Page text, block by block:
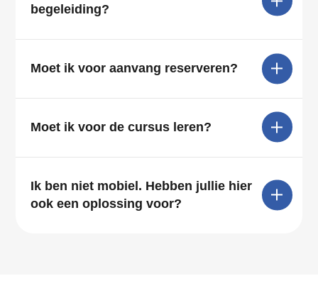
begeleiding?
Moet ik voor aanvang reserveren?
Moet ik voor de cursus leren?
Ik ben niet mobiel. Hebben jullie hier
ook een oplossing voor?